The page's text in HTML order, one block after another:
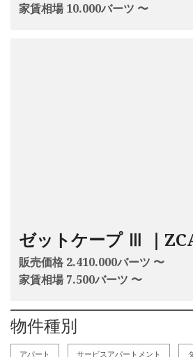
家賃相場 10.000バーツ 〜
ゼットケープ Ⅲ ｜
販売価格 2.410.000バーツ 〜
家賃相場 7.500バーツ 〜
物件種別
アパート サービスアパートメント